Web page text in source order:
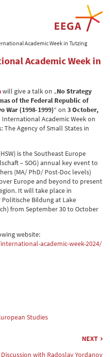
Academic Week in Tutzing
Academic Week in
will give a talk on „No Strategy
of the Federal Republic of
War (1998­-1999)“ on 3 October,
Academic Week on
Agency of Small States in
is the Southeast Europe
– SOG) annual key event to
(MA/ PhD/ Post-Doc levels)
Europe and beyond to present
It will take place in
Bildung at Lake
from September 30 to October
website:
academic-week-2024/
Studies
NEXT
with Radoslav Yordanov